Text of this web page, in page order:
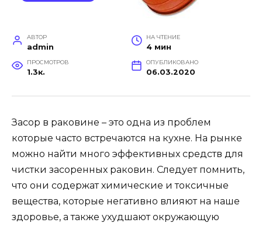
АВТОР
admin
НА ЧТЕНИЕ
4 мин
ПРОСМОТРОВ
1.3к.
ОПУБЛИКОВАНО
06.03.2020
Засор в раковине – это одна из проблем
которые часто встречаются на кухне. На рынке
можно найти много эффективных средств для
чистки засоренных раковин. Следует помнить,
что они содержат химические и токсичные
вещества, которые негативно влияют на наше
здоровье, а также ухудшают окружающую